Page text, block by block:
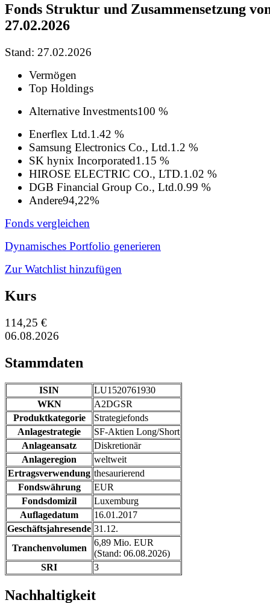
Fonds Struktur und Zusammensetzung
27.02.2026
Stand: 27.02.2026
Vermögen
Top Holdings
Alternative Investments100 %
Enerflex Ltd.1.42 %
Samsung Electronics Co., Ltd.1.2 %
SK hynix Incorporated1.15 %
HIROSE ELECTRIC CO., LTD.1.02 %
DGB Financial Group Co., Ltd.0.99 %
Andere94,22%
Fonds vergleichen
Dynamisches Portfolio generieren
Zur Watchlist hinzufügen
Kurs
114,25 €
06.08.2026
Stammdaten
ISIN
LU1520761930
WKN
A2DGSR
Produktkategorie
Strategiefonds
Anlagestrategie
SF-Aktien Long/Short
Anlageansatz
Diskretionär
Anlageregion
weltweit
Ertragsverwendung thesaurierend
Fondswährung
EUR
Fondsdomizil
Luxemburg
Auflagedatum
16.01.2017
Geschäftsjahresende 31.12.
Tranchenvolumen
6,89 Mio. EUR
(Stand: 06.08.2026)
SRI
3
Nachhaltigkeit